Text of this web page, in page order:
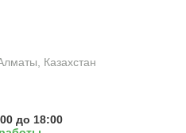
Казахстан
до 18:00